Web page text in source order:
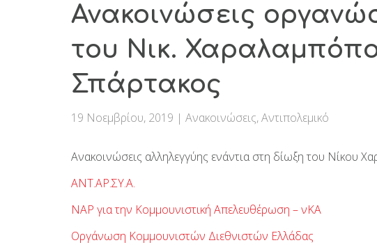
Ανακοινώσεις
του Νικ.
Σπάρτακος
19 Νοεμβρίου, 2019 | Ανακοινώσεις,Αντιπολεμικό
Ανακοινώσεις αλληλεγγύης ενάντια στη δίωξη του Νίκου
ΑΝΤ.ΑΡ.ΣΥ.Α.
ΝΑΡ για την Κομμουνιστική Απελευθέρωση – νΚΑ
Οργάνωση Κομμουνιστών Διεθνιστών Ελλάδας